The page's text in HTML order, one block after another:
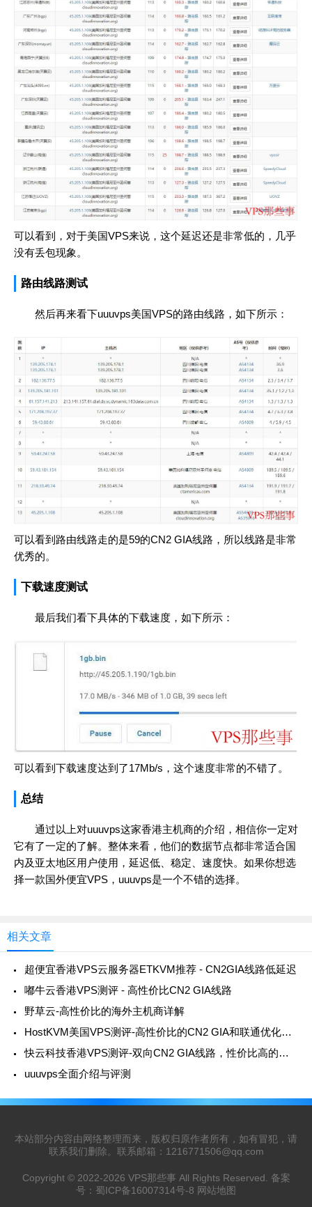
可以看到，对于美国VPS来说，这个延迟还是非常低的，几乎
没有丢包现象。
路由线路测试
然后再来看下uuuvps美国VPS的路由线路，如下所示：
可以看到路由线路走的是59的CN2 GIA线路，所以线路是非常
优秀的。
下载速度测试
最后我们看下具体的下载速度，如下所示：
可以看到下载速度达到了17Mb/s，这个速度非常的不错了。
总结
通过以上对uuuvps这家香港主机商的介绍，相信你一定对
它有了一定的了解。整体来看，他们的数据节点都非常适合国
内及亚太地区用户使用，延迟低、稳定、速度快。如果你想选
择一款国外便宜VPS，uuuvps是一个不错的选择。
相关文章
超便宜香港VPS云服务器ETKVM推荐 - CN2GIA线路低延迟
嘟牛云香港VPS测评 - 高性价比CN2 GIA线路
野草云-高性价比的海外主机商详解
HostKVM美国VPS测评-高性价比的CN2 GIA和联通优化线路推荐
快云科技香港VPS测评-双向CN2 GIA线路，性价比高的选择
uuuvps全面介绍与评测
本站部分内容由网络整理而来，版权归原作者所有，如有冒犯，请
联系我们删除。联系邮箱： 1216771506@qq.com
Copyright © 2022-2026 VPS那些事 All Rights Reserved. 备案
号： 蜀ICP备16007314号-8 网站地图